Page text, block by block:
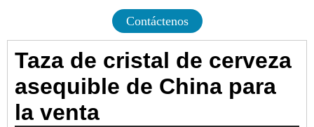
Contáctenos
Taza de cristal de cerveza
asequible de China para
la venta